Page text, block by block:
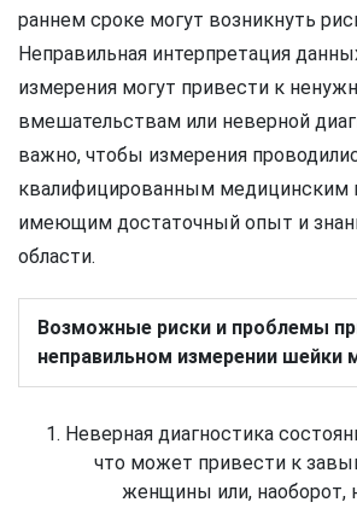
раннем сроке могут возникнуть
Неправильная интерпретация
измерения могут привести к
вмешательствам или неверной
важно, чтобы измерения
квалифицированным медицинским
имеющим достаточный опыт и
области.
Возможные риски и проблемы
неправильном измерении шейки
1. Неверная диагностика
что может привести к
женщины или, наоборот,